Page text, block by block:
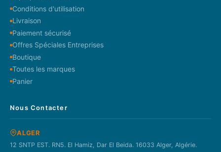
Conditions d'utilisation
Livraison
Paiement sécurisé
Offres Spéciales Entreprises
Boutique
Toutes les marques
Panier
Nous Contacter
ALGER
12 SNTP EST. RN5. El Hamiz, Dar El Beida. 16033 Alger, Algérie.